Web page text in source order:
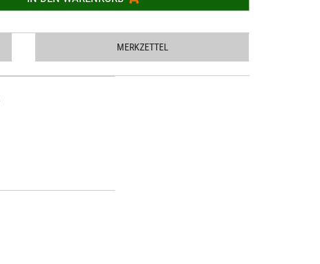
MERKZETTEL